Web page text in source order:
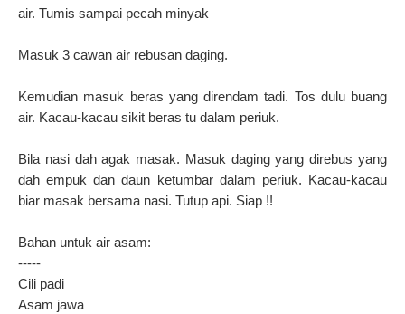
air. Tumis sampai pecah minyak
Masuk 3 cawan air rebusan daging.
Kemudian masuk beras yang direndam tadi. Tos dulu buang
air. Kacau-kacau sikit beras tu dalam periuk.
Bila nasi dah agak masak. Masuk daging yang direbus yang
dah empuk dan daun ketumbar dalam periuk. Kacau-kacau
biar masak bersama nasi. Tutup api. Siap !!
Bahan untuk air asam:
-----
Cili padi
Asam jawa